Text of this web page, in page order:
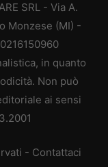
SRL - Via A.
Monzese (MI) -
in quanto
Non può
ai sensi
- Contattaci